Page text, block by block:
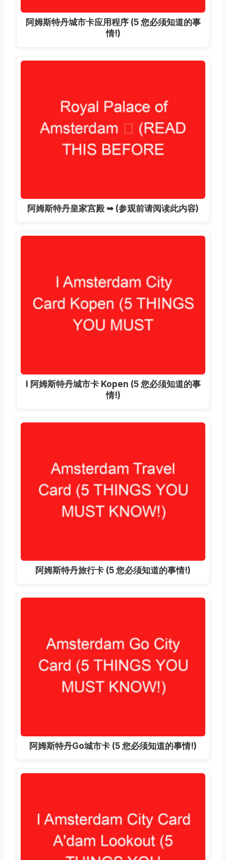
阿姆斯特丹城市卡应用程序 (5 您必须知道的事
情!)
阿姆斯特丹皇家宫殿 ➥ (参观前请阅读此内容)
I 阿姆斯特丹城市卡 Kopen (5 您必须知道的事
情!)
阿姆斯特丹旅行卡 (5 您必须知道的事情!)
阿姆斯特丹Go城市卡 (5 您必须知道的事情!)